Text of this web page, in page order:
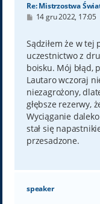
Re: Mistrzostwa
P
t
14 gru 2022, 17:05
Sądziłem że w tej
uczestnictwo z
boisku. Mój błąd,
Lautaro wczoraj
niezagrożony,
głębsze rezerwy,
Wyciąganie
stał się
przesadzone.
speaker